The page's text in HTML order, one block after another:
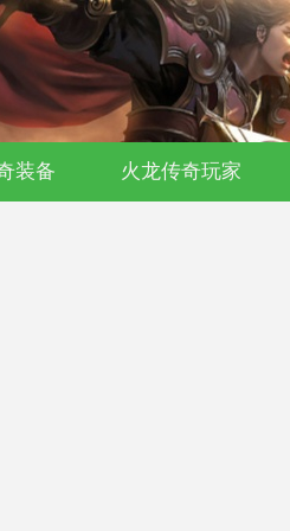
日新开传奇私服-
装备 火龙传奇玩家